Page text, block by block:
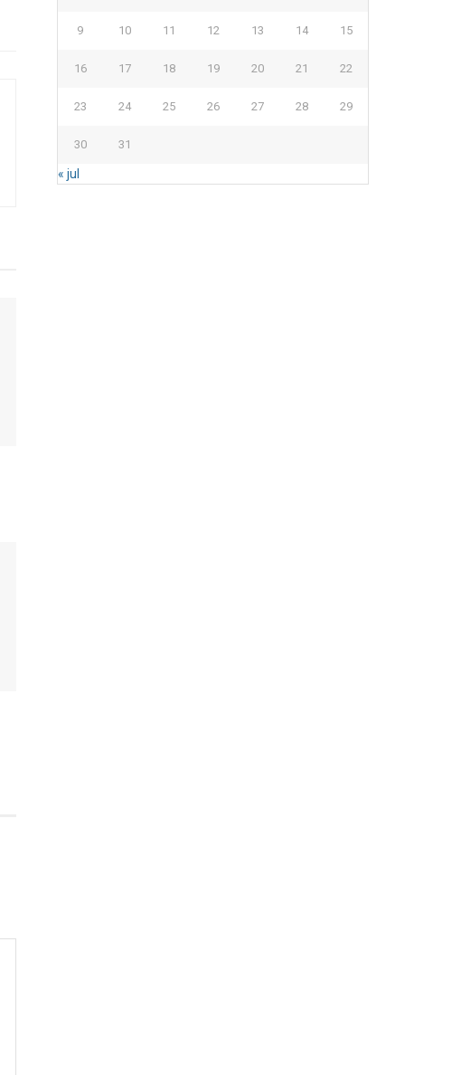
9 10 11 12 13 14 15
16 17 18 19 20 21 22
23 24 25 26 27 28 29
30 31
« jul